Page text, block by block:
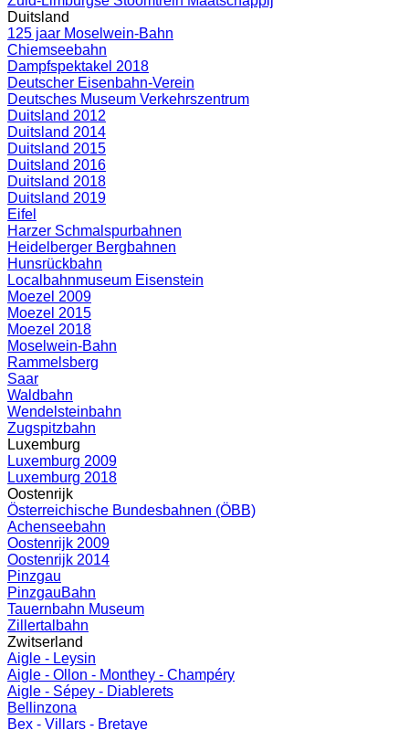
Duitsland
125 jaar Moselwein-Bahn
Chiemseebahn
Dampfspektakel 2018
Deutscher Eisenbahn-Verein
Deutsches Museum Verkehrszentrum
Duitsland 2012
Duitsland 2014
Duitsland 2015
Duitsland 2016
Duitsland 2018
Duitsland 2019
Eifel
Harzer Schmalspurbahnen
Heidelberger Bergbahnen
Hunsrückbahn
Localbahnmuseum Eisenstein
Moezel 2009
Moezel 2015
Moezel 2018
Moselwein-Bahn
Rammelsberg
Saar
Waldbahn
Wendelsteinbahn
Zugspitzbahn
Luxemburg
Luxemburg 2009
Luxemburg 2018
Oostenrijk
Österreichische Bundesbahnen (ÖBB)
Achenseebahn
Oostenrijk 2009
Oostenrijk 2014
Pinzgau
PinzgauBahn
Tauernbahn Museum
Zillertalbahn
Zwitserland
Aigle - Leysin
Aigle - Ollon - Monthey - Champéry
Aigle - Sépey - Diablerets
Bellinzona
Bex - Villars - Bretaye